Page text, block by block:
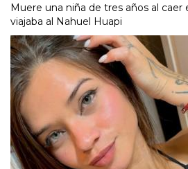
Muere una niña de tres años al caer
viajaba al Nahuel Huapi